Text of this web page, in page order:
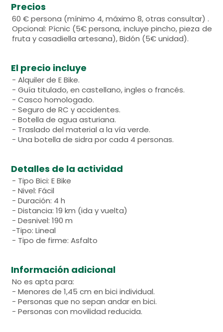
Precios
60 € persona (mínimo 4, máximo 8, otras consultar) .
Opcional: Pícnic (5€ persona, incluye pincho, pieza de
fruta y casadiella artesana), Bidón (5€ unidad).
El precio incluye
- Alquiler de E Bike.
- Guía titulado, en castellano, ingles o francés.
- Casco homologado.
- Seguro de RC y accidentes.
- Botella de agua asturiana.
- Traslado del material a la vía verde.
- Una botella de sidra por cada 4 personas.
Detalles de la actividad
- Tipo Bici: E Bike
- Nivel: Fácil
- Duración: 4 h
- Distancia: 19 km (ida y vuelta)
- Desnivel: 190 m
-Tipo: Lineal
- Tipo de firme: Asfalto
Información adicional
No es apta para:
- Menores de 1,45 cm en bici individual.
- Personas que no sepan andar en bici.
- Personas con movilidad reducida.